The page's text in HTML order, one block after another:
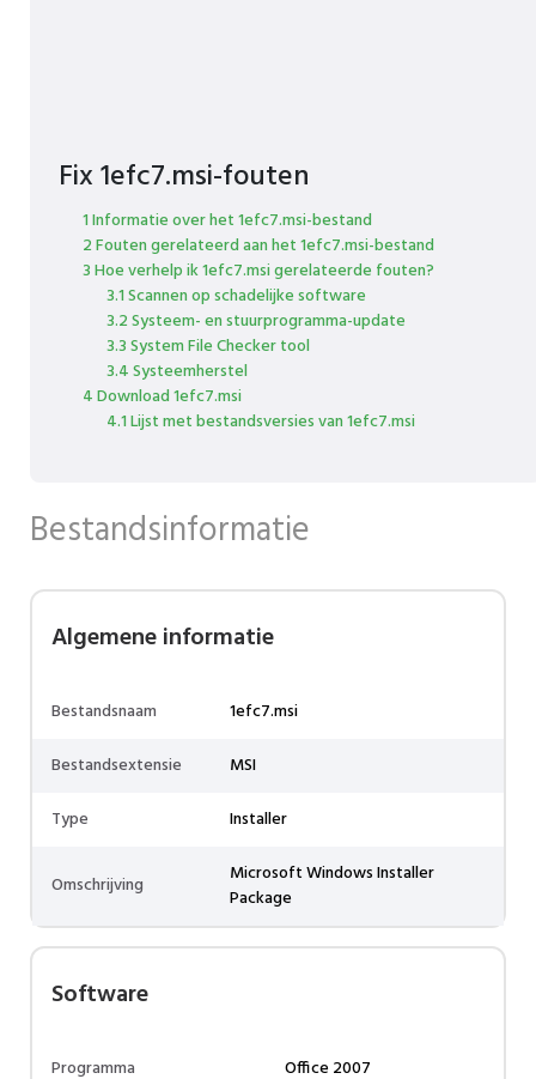
Fix 1efc7.msi-fouten
1 Informatie over het 1efc7.msi-bestand
2 Fouten gerelateerd aan het 1efc7.msi-bestand
3 Hoe verhelp ik 1efc7.msi gerelateerde fouten?
3.1 Scannen op schadelijke software
3.2 Systeem- en stuurprogramma-update
3.3 System File Checker tool
3.4 Systeemherstel
4 Download 1efc7.msi
4.1 Lijst met bestandsversies van 1efc7.msi
Bestandsinformatie
Algemene informatie
Bestandsnaam
1efc7.msi
Bestandsextensie
MSI
Type
Installer
Omschrijving
Microsoft Windows Installer
Package
Software
Programma Office 2007